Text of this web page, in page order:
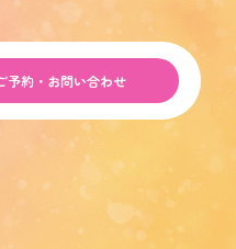
予約・お問い合わせ